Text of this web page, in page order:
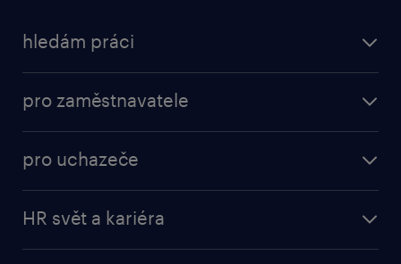
hledám práci
práce v Amazon
vyberte si zaměstnavatele
pro zaměstnavatele
professional
pro uchazeče
HR svět a kariéra